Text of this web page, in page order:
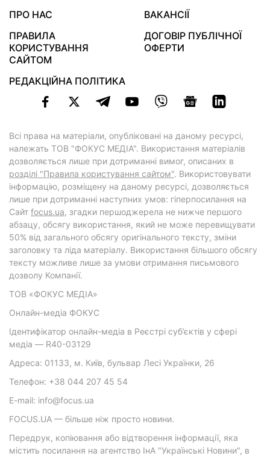
ПРО НАС
ВАКАНСІЇ
ПРАВИЛА
КОРИСТУВАННЯ
САЙТОМ
ДОГОВІР ПУБЛІЧНОЇ
ОФЕРТИ
РЕДАКЦІЙНА ПОЛІТИКА
Всі права на матеріали, опубліковані на даному ресурсі,
належать ТОВ "ФОКУС МЕДІА". Використання матеріалів
дозволяється лише при дотриманні вимог, описаних в
розділі "Правила користування сайтом". Використовувати
інформацію, розміщену на даному ресурсі, дозволяється
лише при дотриманні наступних умов: гіперпосилання на
Cайт focus.ua, згадки першоджерела не нижче першого
абзацу, обсягу використання, який не може перевищувати
50% від загального обсягу оригінального тексту, зміни
заголовку та ліда матеріалу. Використання більшого обсягу
тексту можливе лише за умови отримання письмового
дозволу Компанії.
ТОВ «ФОКУС МЕДІА»
Онлайн-медіа ФОКУС
Ідентифікатор онлайн-медіа в Реєстрі суб’єктів у сфері
медіа — R40-03129
Адреса: 01133, м. Київ, бульвар Лесі Українки, 26
Телефон: +38 044 207 45 54
E-mail: info@focus.ua
FOCUS.UA — більше ніж просто новини.
Передрук, копіювання або відтворення інформації, яка
містить посилання на агентство ІнА "Українські Новини", в